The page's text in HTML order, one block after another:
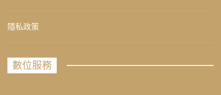
隱私政策
數位服務